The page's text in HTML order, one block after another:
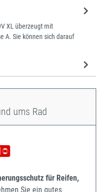
XL überzeugt mit
A. Sie können sich darauf
ums Rad
für Reifen,
Sie ein gutes